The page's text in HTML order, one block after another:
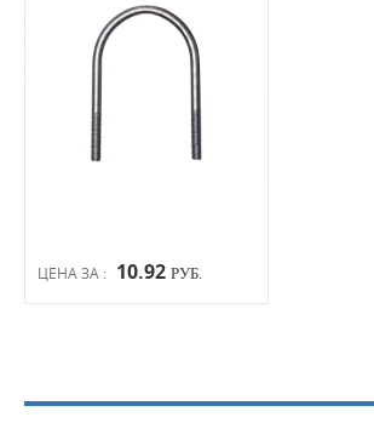
ЦЕНА ЗА : 10.92 РУБ.